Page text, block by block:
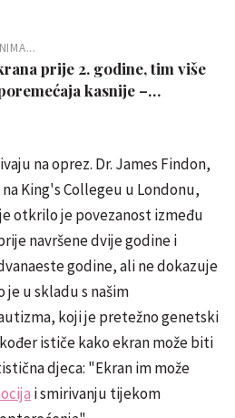
prije 2. godine, tim više
kasnije –
na oprez. Dr. James Findon,
King's Collegeu u Londonu,
otkrilo je povezanost između
navršene dvije godine i
godine, ali ne dokazuje
je u skladu s našim
koji je pretežno genetski
ističe kako ekran može biti
djeca: "Ekran im može
i smirivanju tijekom